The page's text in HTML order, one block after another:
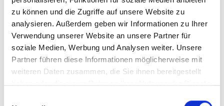
zu können und die Zugriffe auf unsere Website zu
analysieren. Außerdem geben wir Informationen zu Ihrer
Verwendung unserer Website an unsere Partner für
soziale Medien, Werbung und Analysen weiter. Unsere
Partner führen diese Informationen möglicherweise mit
weiteren Daten zusammen, die Sie ihnen bereitgestellt
haben oder die sie im Rahmen Ihrer Nutzung der Dienste
Der Prozess des wissenschaftlichen
Schreibens kann ohne das richtige
Wissen eine große Herausforderung
darstellen. Jedoch, ausgestattet mit
denTechniken und Strategiendieses
Kurses, wird die Formatierung deiner